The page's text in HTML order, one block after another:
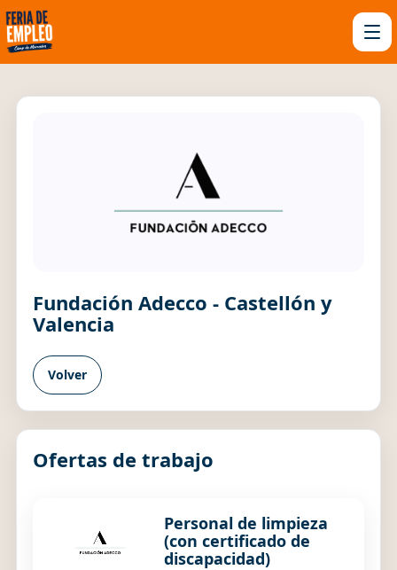
Fundación Adecco - Castellón y
Valencia
Volver
Ofertas de trabajo
Personal de limpieza
(con certificado de
discapacidad)